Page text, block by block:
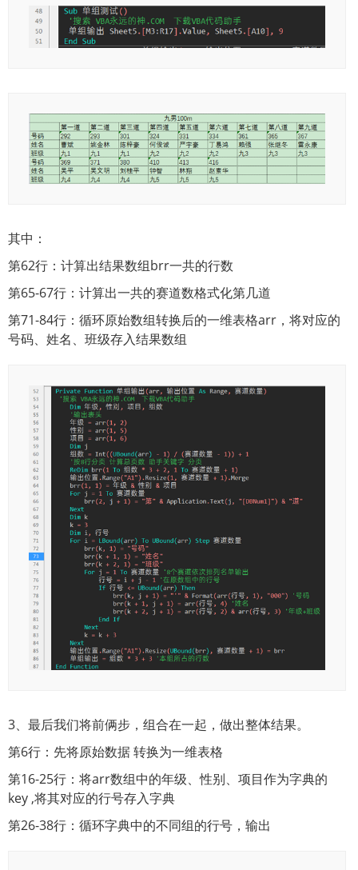
其中：
第62行：计算出结果数组brr一共的行数
第65-67行：计算出一共的赛道数格式化第几道
第71-84行：循环原始数组转换后的一维表格arr，将对应的
号码、姓名、班级存入结果数组
3、最后我们将前俩步，组合在一起，做出整体结果。
第6行：先将原始数据 转换为一维表格
第16-25行：将arr数组中的年级、性别、项目作为字典的
key ,将其对应的行号存入字典
第26-38行：循环字典中的不同组的行号，输出